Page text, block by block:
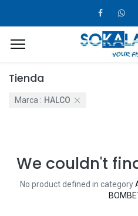
Tienda
Marca : HALCO
We couldn't
No product defined in category